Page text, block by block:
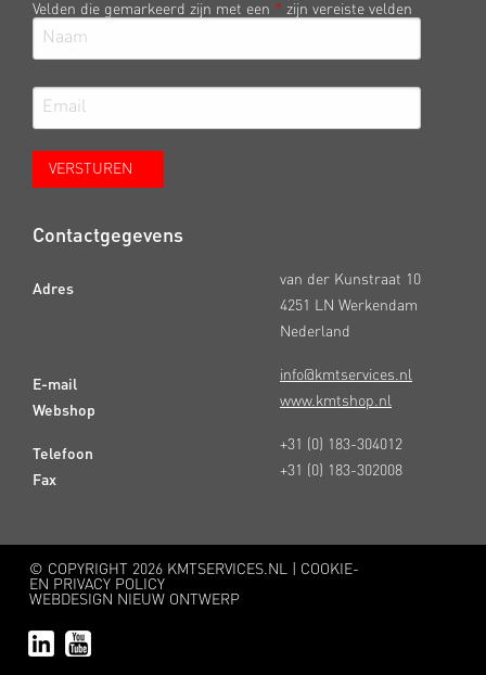
Velden die gemarkeerd zijn met een * zijn vereiste velden
Contactgegevens
Adres
E-mail
Webshop
Telefoon
Fax
van der Kunstraat 10
4251 LN Werkendam
Nederland
info@kmtservices.nl
www.kmtshop.nl
+31 (0) 183-304012
+31 (0) 183-302008
© COPYRIGHT 2026 KMTSERVICES.NL | COOKIE-
EN PRIVACY POLICY
WEBDESIGN NIEUW ONTWERP